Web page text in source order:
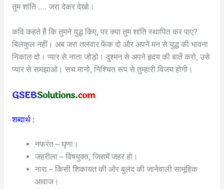
तुम शांति …. जरा देकर देखो।
कवि कहते हैं कि तुमने युद्ध किए, पर क्या तुम शांति स्थापित कर पाए?
बिलकुल नहीं। अब जरा तलवार फेंक दो और अपने मन से युद्ध की भावना
निकाल दो। प्यार से नाता जोड़ो। दुश्मन से अपने हृदय की बातें करो, उसे
प्यार से समझाओ। सच मानो, निश्चित रूप से तुम्हारी विजय होगी।
शब्दार्थ :
नफरंत – घृणा।
जहरीला – विषयुक्त, जिसमें जहर हो।
नारा – किसी शिकायत की ओर बुलंद की जानेवाली सामूहिक
आवाज।